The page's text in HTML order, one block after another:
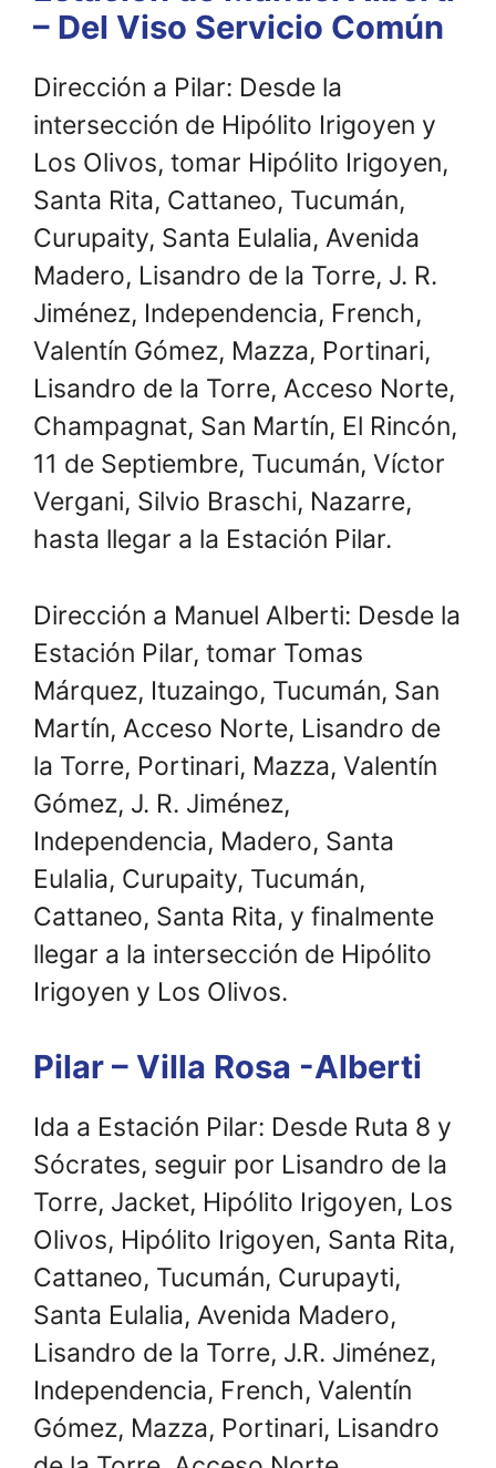
– Del Viso Servicio Común
Dirección a Pilar: Desde la
intersección de Hipólito Irigoyen y
Los Olivos, tomar Hipólito Irigoyen,
Santa Rita, Cattaneo, Tucumán,
Curupaity, Santa Eulalia, Avenida
Madero, Lisandro de la Torre, J. R.
Jiménez, Independencia, French,
Valentín Gómez, Mazza, Portinari,
Lisandro de la Torre, Acceso Norte,
Champagnat, San Martín, El Rincón,
11 de Septiembre, Tucumán, Víctor
Vergani, Silvio Braschi, Nazarre,
hasta llegar a la Estación Pilar.
Dirección a Manuel Alberti: Desde la
Estación Pilar, tomar Tomas
Márquez, Ituzaingo, Tucumán, San
Martín, Acceso Norte, Lisandro de
la Torre, Portinari, Mazza, Valentín
Gómez, J. R. Jiménez,
Independencia, Madero, Santa
Eulalia, Curupaity, Tucumán,
Cattaneo, Santa Rita, y finalmente
llegar a la intersección de Hipólito
Irigoyen y Los Olivos.
Pilar – Villa Rosa -Alberti
Ida a Estación Pilar: Desde Ruta 8 y
Sócrates, seguir por Lisandro de la
Torre, Jacket, Hipólito Irigoyen, Los
Olivos, Hipólito Irigoyen, Santa Rita,
Cattaneo, Tucumán, Curupayti,
Santa Eulalia, Avenida Madero,
Lisandro de la Torre, J.R. Jiménez,
Independencia, French, Valentín
Gómez, Mazza, Portinari, Lisandro